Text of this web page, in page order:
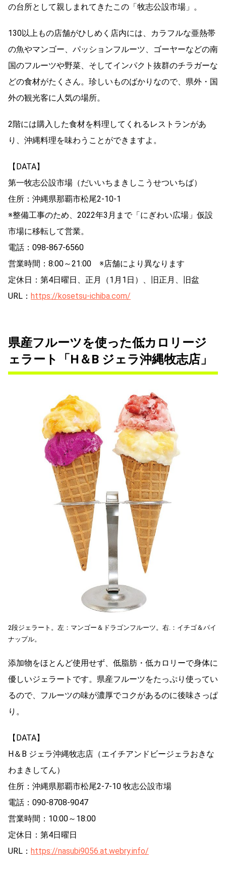
の台所として親しまれてきたこの「牧志公設市場」。
130以上もの店舗がひしめく店内には、カラフルな亜熱帯
の魚やマンゴー、パッションフルーツ、ゴーヤーなどの南
国のフルーツや野菜、そしてインパクト抜群のチラガーな
どの食材がたくさん。珍しいものばかりなので、県外・国
外の観光客に人気の場所。
2階には購入した食材を料理してくれるレストランがあ
り、沖縄料理を味わうことができますよ。
【DATA】
第一牧志公設市場（だいいちまきしこうせついちば）
住所：沖縄県那覇市松尾2-10-1
※整備工事のため、2022年3月まで「にぎわい広場」仮設
市場に移転して営業。
電話：098-867-6560
営業時間：8:00～21:00 ※店舗により異なります
定休日：第4日曜日、正月（1月1日）、旧正月、旧盆
URL： https://kosetsu-ichiba.com/
県産フルーツを使った低カロリージ
ェラート「H＆B ジェラ沖縄牧志店」
2段ジェラート。左：マンゴー＆ドラゴンフルーツ。右.：イチゴ＆パイ
ナップル。
添加物をほとんど使用せず、低脂肪・低カロリーで身体に
優しいジェラートです。県産フルーツをたっぷり使ってい
るので、フルーツの味が濃厚でコクがあるのに後味さっぱ
り。
【DATA】
H＆B ジェラ沖縄牧志店（エイチアンドビージェラおきな
わまきしてん）
住所：沖縄県那覇市松尾2-7-10 牧志公設市場
電話：090-8708-9047
営業時間：10:00～18:00
定休日：第4日曜日
URL： https://nasubi9056.at.webry.info/